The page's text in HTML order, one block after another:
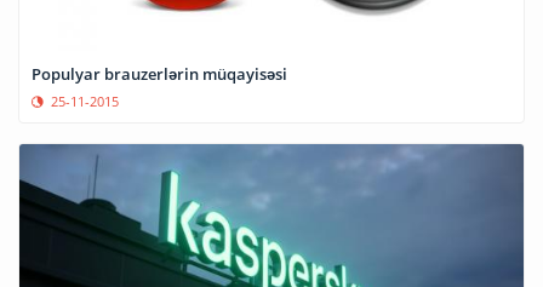
Populyar brauzerlərin müqayisəsi
25-11-2015